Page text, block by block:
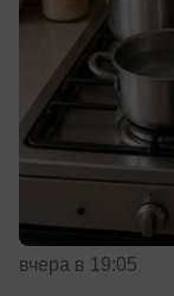
вчера в 19:05